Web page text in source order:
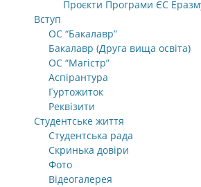
Проєкти Програми ЄС
Вступ
ОС “Бакалавр”
Бакалавр (Друга вища освіта)
ОС “Магістр”
Аспірантура
Гуртожиток
Реквізити
Студентське життя
Студентська рада
Скринька довіри
Фото
Відеогалерея